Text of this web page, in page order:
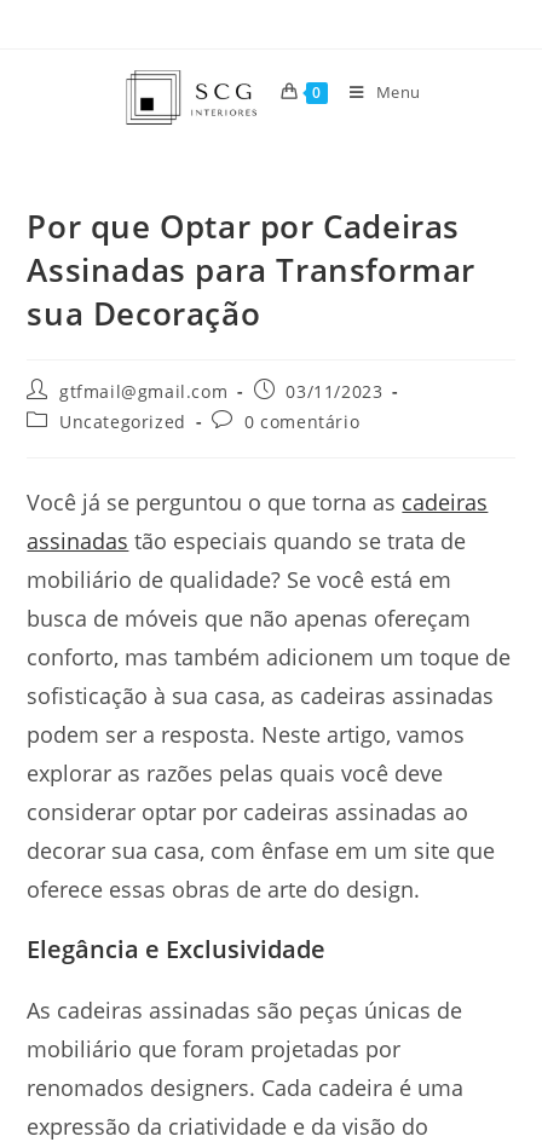
0 Menu
Por que Optar por Cadeiras
Assinadas para Transformar
sua Decoração
gtfmail@gmail.com
03/11/2023
Uncategorized
0 comentário
Você já se perguntou o que torna as cadeiras
assinadas tão especiais quando se trata de
mobiliário de qualidade? Se você está em
busca de móveis que não apenas ofereçam
conforto, mas também adicionem um toque de
sofisticação à sua casa, as cadeiras assinadas
podem ser a resposta. Neste artigo, vamos
explorar as razões pelas quais você deve
considerar optar por cadeiras assinadas ao
decorar sua casa, com ênfase em um site que
oferece essas obras de arte do design.
Elegância e Exclusividade
As cadeiras assinadas são peças únicas de
mobiliário que foram projetadas por
renomados designers. Cada cadeira é uma
expressão da criatividade e da visão do